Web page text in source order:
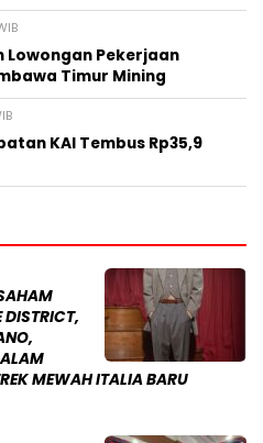
Lowongan Pekerjaan
Timur Mining
KAI Tembus Rp35,9
DISTRICT,
MEWAH ITALIA BARU